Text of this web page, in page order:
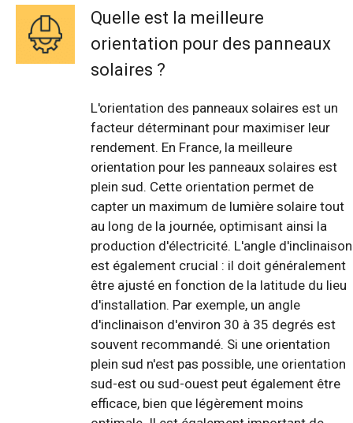
Quelle est la meilleure
orientation pour des panneaux
solaires ?
L'orientation des panneaux solaires est un
facteur déterminant pour maximiser leur
rendement. En France, la meilleure
orientation pour les panneaux solaires est
plein sud. Cette orientation permet de
capter un maximum de lumière solaire tout
au long de la journée, optimisant ainsi la
production d'électricité. L'angle d'inclinaison
est également crucial : il doit généralement
être ajusté en fonction de la latitude du lieu
d'installation. Par exemple, un angle
d'inclinaison d'environ 30 à 35 degrés est
souvent recommandé. Si une orientation
plein sud n'est pas possible, une orientation
sud-est ou sud-ouest peut également être
efficace, bien que légèrement moins